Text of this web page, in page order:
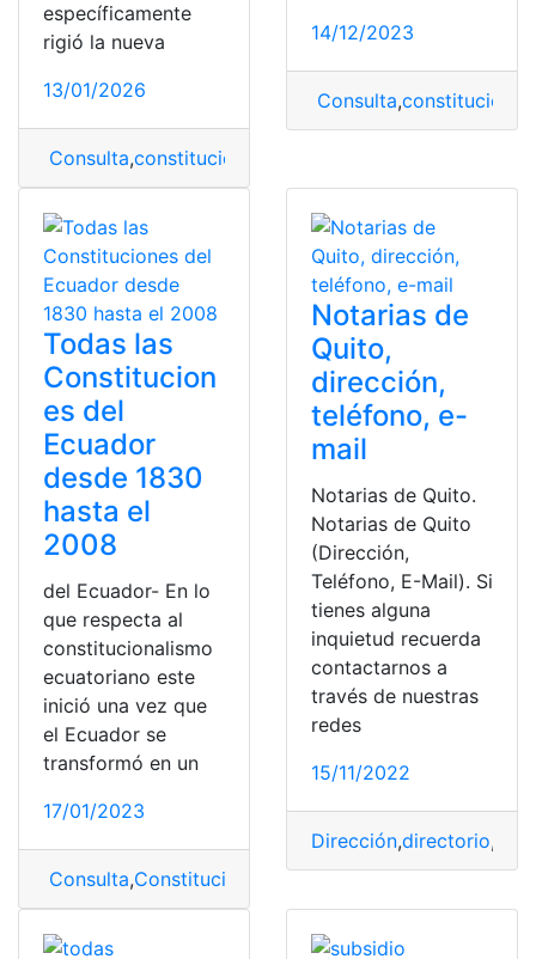
específicamente
rigió la nueva
13/01/2026
Consulta,constitución
14/12/2023
Consulta,constitución
Todas las
Constitucion
es del
Ecuador
desde 1830
hasta el
2008
del Ecuador- En lo
que respecta al
constitucionalismo
ecuatoriano este
inició una vez que
el Ecuador se
transformó en un
17/01/2023
Consulta,Constituciones 1830 hasta el 2008
Notarias de
Quito,
dirección,
teléfono, e-
mail
Notarias de Quito.
Notarias de Quito
(Dirección,
Teléfono, E-Mail). Si
tienes alguna
inquietud recuerda
contactarnos a
través de nuestras
redes
15/11/2022
Dirección,directorio,